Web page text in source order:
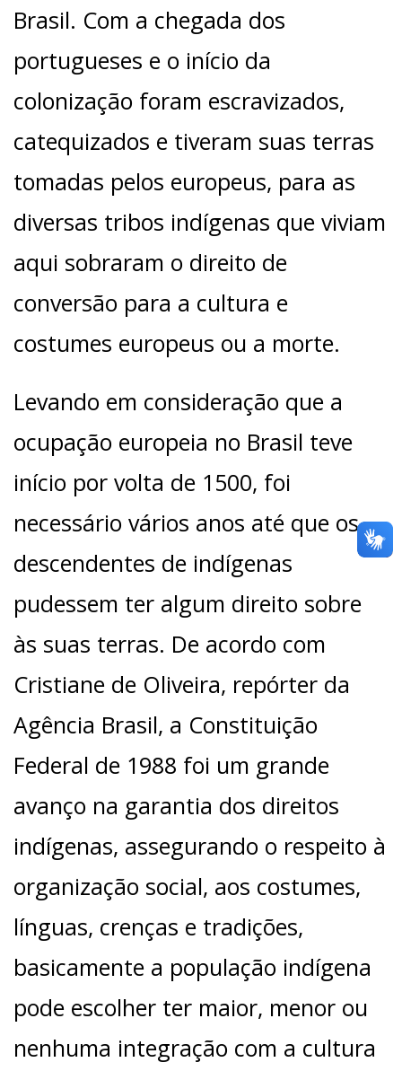
Brasil. Com a chegada dos
portugueses e o início da
colonização foram escravizados,
catequizados e tiveram suas terras
tomadas pelos europeus, para as
diversas tribos indígenas que viviam
aqui sobraram o direito de
conversão para a cultura e
costumes europeus ou a morte.
Levando em consideração que a
ocupação europeia no Brasil teve
início por volta de 1500, foi
necessário vários anos até que os
descendentes de indígenas
pudessem ter algum direito sobre
às suas terras. De acordo com
Cristiane de Oliveira, repórter da
Agência Brasil, a Constituição
Federal de 1988 foi um grande
avanço na garantia dos direitos
indígenas, assegurando o respeito à
organização social, aos costumes,
línguas, crenças e tradições,
basicamente a população indígena
pode escolher ter maior, menor ou
nenhuma integração com a cultura